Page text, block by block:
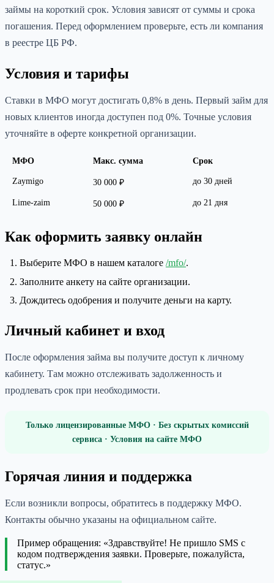
займы на короткий срок. Условия зависят от суммы и срока
погашения. Перед оформлением проверьте, есть ли компания
в реестре ЦБ РФ.
Условия и тарифы
Ставки в МФО могут достигать 0,8% в день. Первый займ для
новых клиентов иногда доступен под 0%. Точные условия
уточняйте в оферте конкретной организации.
МФО Макс. сумма Срок
Zaymigo 30 000 ₽ до 30 дней
Lime-zaim 50 000 ₽ до 21 дня
Как оформить заявку онлайн
Выберите МФО в нашем каталоге /mfo/.
Заполните анкету на сайте организации.
Дождитесь одобрения и получите деньги на карту.
Личный кабинет и вход
После оформления займа вы получите доступ к личному
кабинету. Там можно отслеживать задолженность и
продлевать срок при необходимости.
Только лицензированные МФО · Без скрытых комиссий
сервиса · Условия на сайте МФО
Горячая линия и поддержка
Если возникли вопросы, обратитесь в поддержку МФО.
Контакты обычно указаны на официальном сайте.
Пример обращения: «Здравствуйте! Не пришло SMS с
кодом подтверждения заявки. Проверьте, пожалуйста,
статус.»